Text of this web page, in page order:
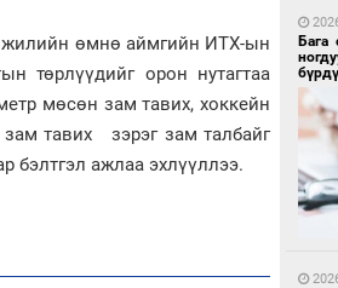
жилийн өмнө аймгийн ИТХ-ын
төрлүүдийг орон нутагтаа
мөсөн зам тавих, хоккейн
тавих зэрэг зам талбайг
бэлтгэл ажлаа эхлүүллээ.
5
байна
Бага